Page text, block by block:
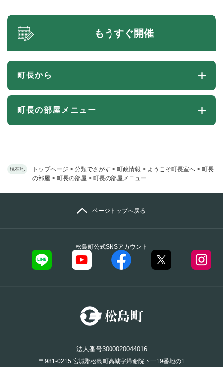
現在地 トップページ > 分類でさがす > 町政情報 > ようこそ町長室へ > 町長
の部屋 > 町長の部屋 > 町長の部屋メニュー
もうすぐ開催
町長から
町長の部屋メニュー
松島町公式SNSアカウント
ページトップへ戻る
法人番号3000020044016
〒981-0215 宮城郡松島町高城字帰命院下一19番地の1